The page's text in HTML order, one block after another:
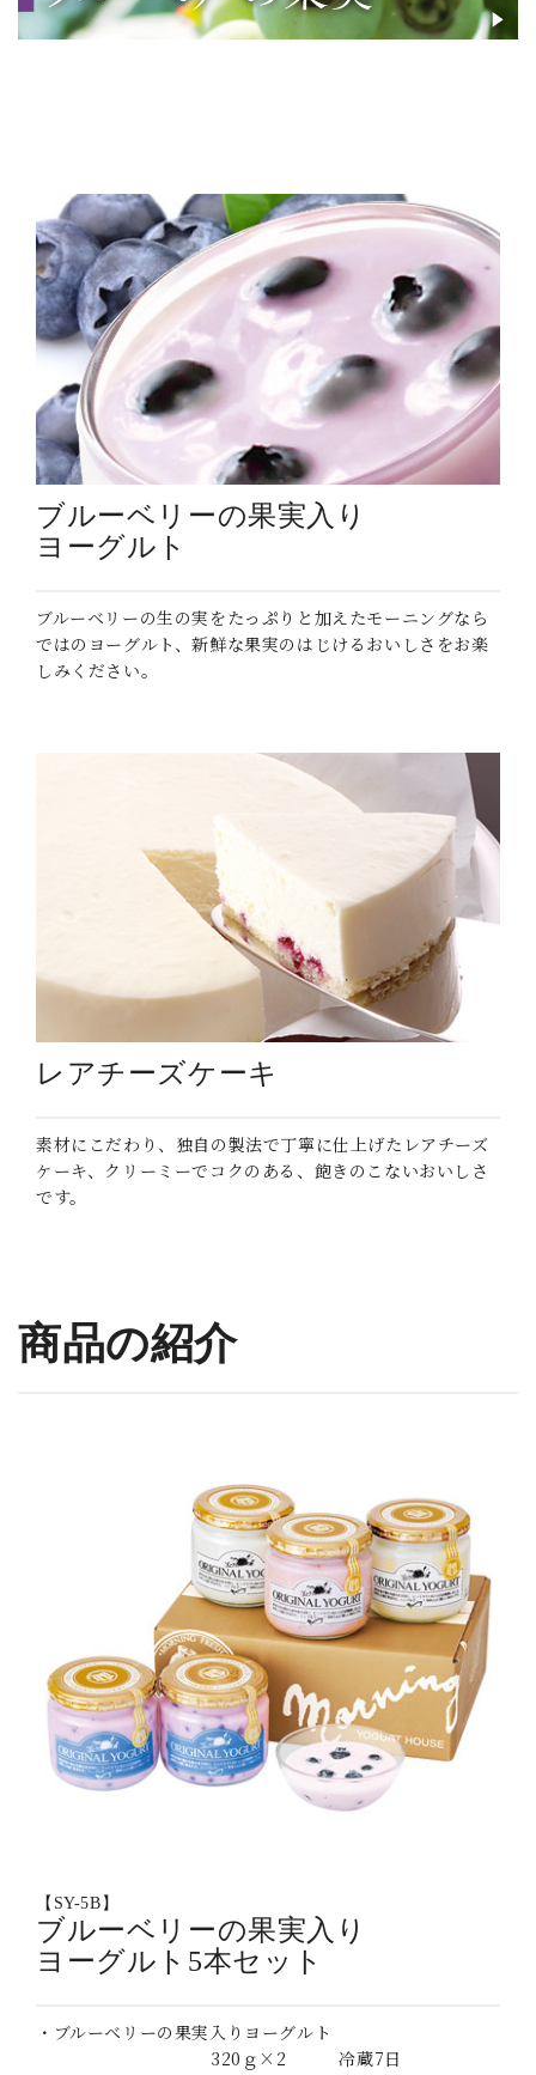
ブルーベリーの果実入り
ヨーグルト
ブルーベリーの生の実をたっぷりと加えたモーニングなら
ではのヨーグルト、新鮮な果実のはじけるおいしさをお楽
しみください。
レアチーズケーキ
素材にこだわり、独自の製法で丁寧に仕上げたレアチーズ
ケーキ、クリーミーでコクのある、飽きのこないおいしさ
です。
商品の紹介
【SY-5B】
ブルーベリーの果実入り
ヨーグルト5本セット
・ブルーベリーの果実入りヨーグルト
320ｇ×2 冷蔵7日